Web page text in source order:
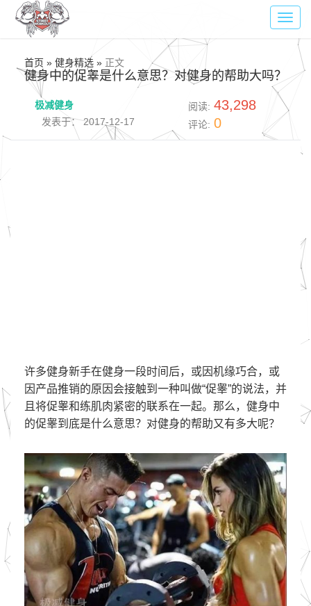
首页 » 健身精选 » 正文
健身中的促睾是什么意思？对健身的帮助大吗？
极减健身
发表于： 2017-12-17
阅读: 43,298
评论: 0
许多健身新手在健身一段时间后，或因机缘巧合，或
因产品推销的原因会接触到一种叫做“促睾”的说法，并
且将促睾和练肌肉紧密的联系在一起。那么，健身中
的促睾到底是什么意思？对健身的帮助又有多大呢？